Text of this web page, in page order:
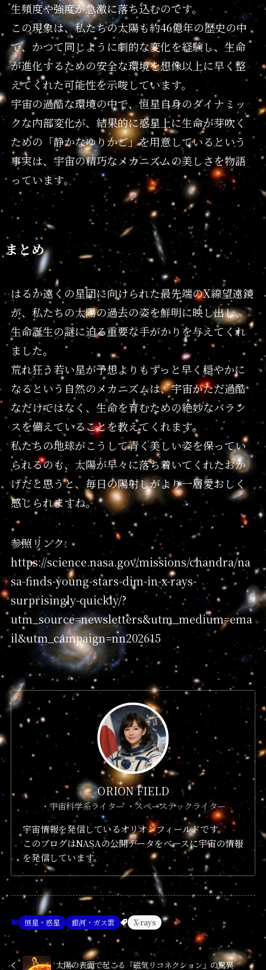
生頻度や強度が急激に落ち込むのです。
この現象は、私たちの太陽も約46億年の歴史の中
で、かつて同じように劇的な変化を経験し、生命
が進化するための安全な環境を想像以上に早く整
えてくれた可能性を示唆しています。
宇宙の過酷な環境の中で、恒星自身のダイナミッ
クな内部変化が、結果的に惑星上に生命が芽吹く
ための「静かなゆりかご」を用意しているという
事実は、宇宙の精巧なメカニズムの美しさを物語
っています。
まとめ
はるか遠くの星団に向けられた最先端のX線望遠鏡
が、私たちの太陽の過去の姿を鮮明に映し出し、
生命誕生の謎に迫る重要な手がかりを与えてくれ
ました。
荒れ狂う若い星が予想よりもずっと早く穏やかに
なるという自然のメカニズムは、宇宙がただ過酷
なだけではなく、生命を育むための絶妙なバラン
スを備えていることを教えてくれます。
私たちの地球がこうして青く美しい姿を保ってい
られるのも、太陽が早々に落ち着いてくれたおか
げだと思うと、毎日の陽射しがより一層愛おしく
感じられますね。
参照リンク:
https://science.nasa.gov/missions/chandra/na
sa-finds-young-stars-dim-in-x-rays-
surprisingly-quickly/?
utm_source=newsletters&utm_medium=ema
il&utm_campaign=nn202615
ORION FIELD
・宇宙科学系ライター ・スペーステックライター
宇宙情報を発信しているオリオンフィールドです。
このブログはNASAの公開データをベースに宇宙の情報
を発信しています。
恒星・惑星 銀河・ガス雲 X-rays
太陽の表面で起こる「磁気リコネクション」の驚異